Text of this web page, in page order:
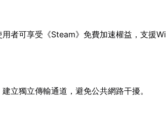
用者可享受《Steam》免費加速權益，支援
建立獨立傳輸通道，避免公共網路干擾。